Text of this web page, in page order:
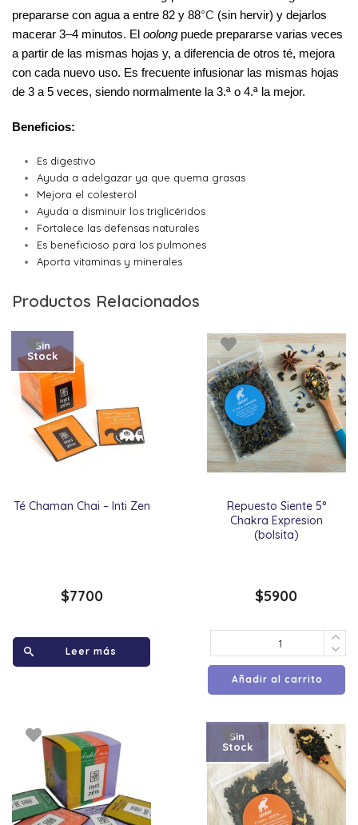
prepararse con agua a entre 82 y 88°C (sin hervir) y dejarlos
macerar 3–4 minutos. ​ El oolong puede prepararse varias veces
a partir de las mismas hojas y, a diferencia de otros té, mejora
con cada nuevo uso. Es frecuente infusionar las mismas hojas
de 3 a 5 veces, siendo normalmente la 3.ª o 4.ª la mejor.
Beneficios:
Es digestivo
Ayuda a adelgazar ya que quema grasas
Mejora el colesterol
Ayuda a disminuir los triglicéridos
Fortalece las defensas naturales
Es beneficioso para los pulmones
Aporta vitaminas y minerales
Productos Relacionados
Té Chaman Chai – Inti Zen
Sin
Stock
$7700
Leer más
Repuesto Siente 5°
Chakra Expresion
(bolsita)
$5900
Añadir al carrito
Sin
Stock